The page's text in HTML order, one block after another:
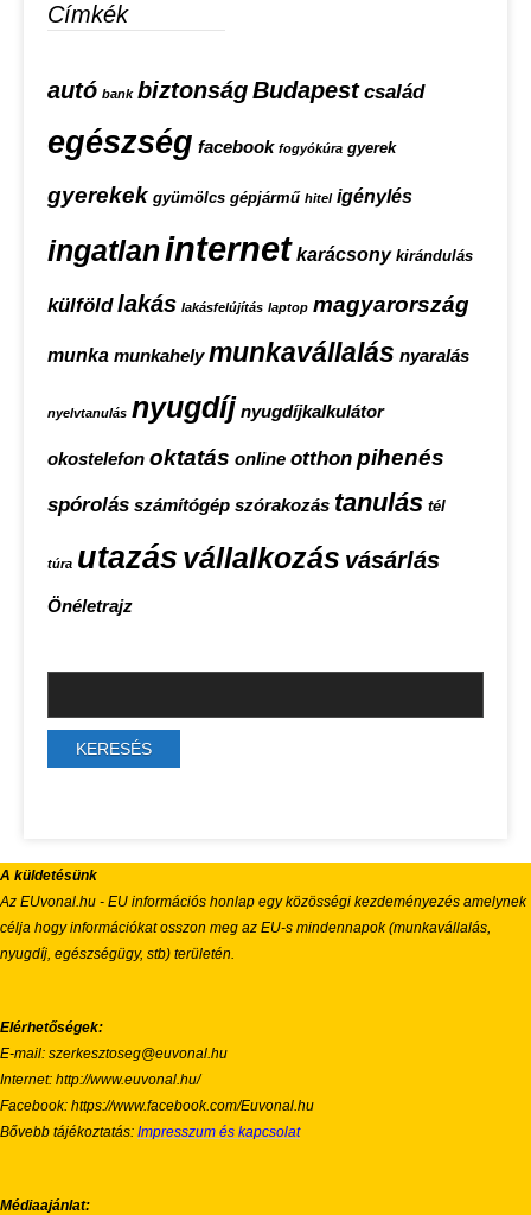
Címkék
autó bank biztonságBudapest család
egészség facebook fogyókúra gyerek
gyerekek gyümölcs gépjármű hitel igénylés
ingatlaninternet karácsony kirándulás
külföld lakás lakásfelújítás laptop magyarország
munka munkahely munkavállalás nyaralás
nyelvtanulás nyugdíj nyugdíjkalkulátor
okostelefon oktatás online otthon pihenés
spórolás számítógép szórakozás tanulás tél
túra utazás vállalkozás vásárlás
Önéletrajz
A küldetésünk
Az EUvonal.hu - EU információs honlap egy közösségi kezdeményezés amelynek
célja hogy információkat osszon meg az EU-s mindennapok (munkavállalás,
nyugdíj, egészségügy, stb) területén.
Elérhetőségek:
E-mail: szerkesztoseg@euvonal.hu
Internet: http://www.euvonal.hu/
Facebook: https://www.facebook.com/Euvonal.hu
Bővebb tájékoztatás: Impresszum és kapcsolat
Médiaajánlat: